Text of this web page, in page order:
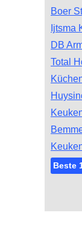
Boer
Ijtsma
DB
Total
Beste